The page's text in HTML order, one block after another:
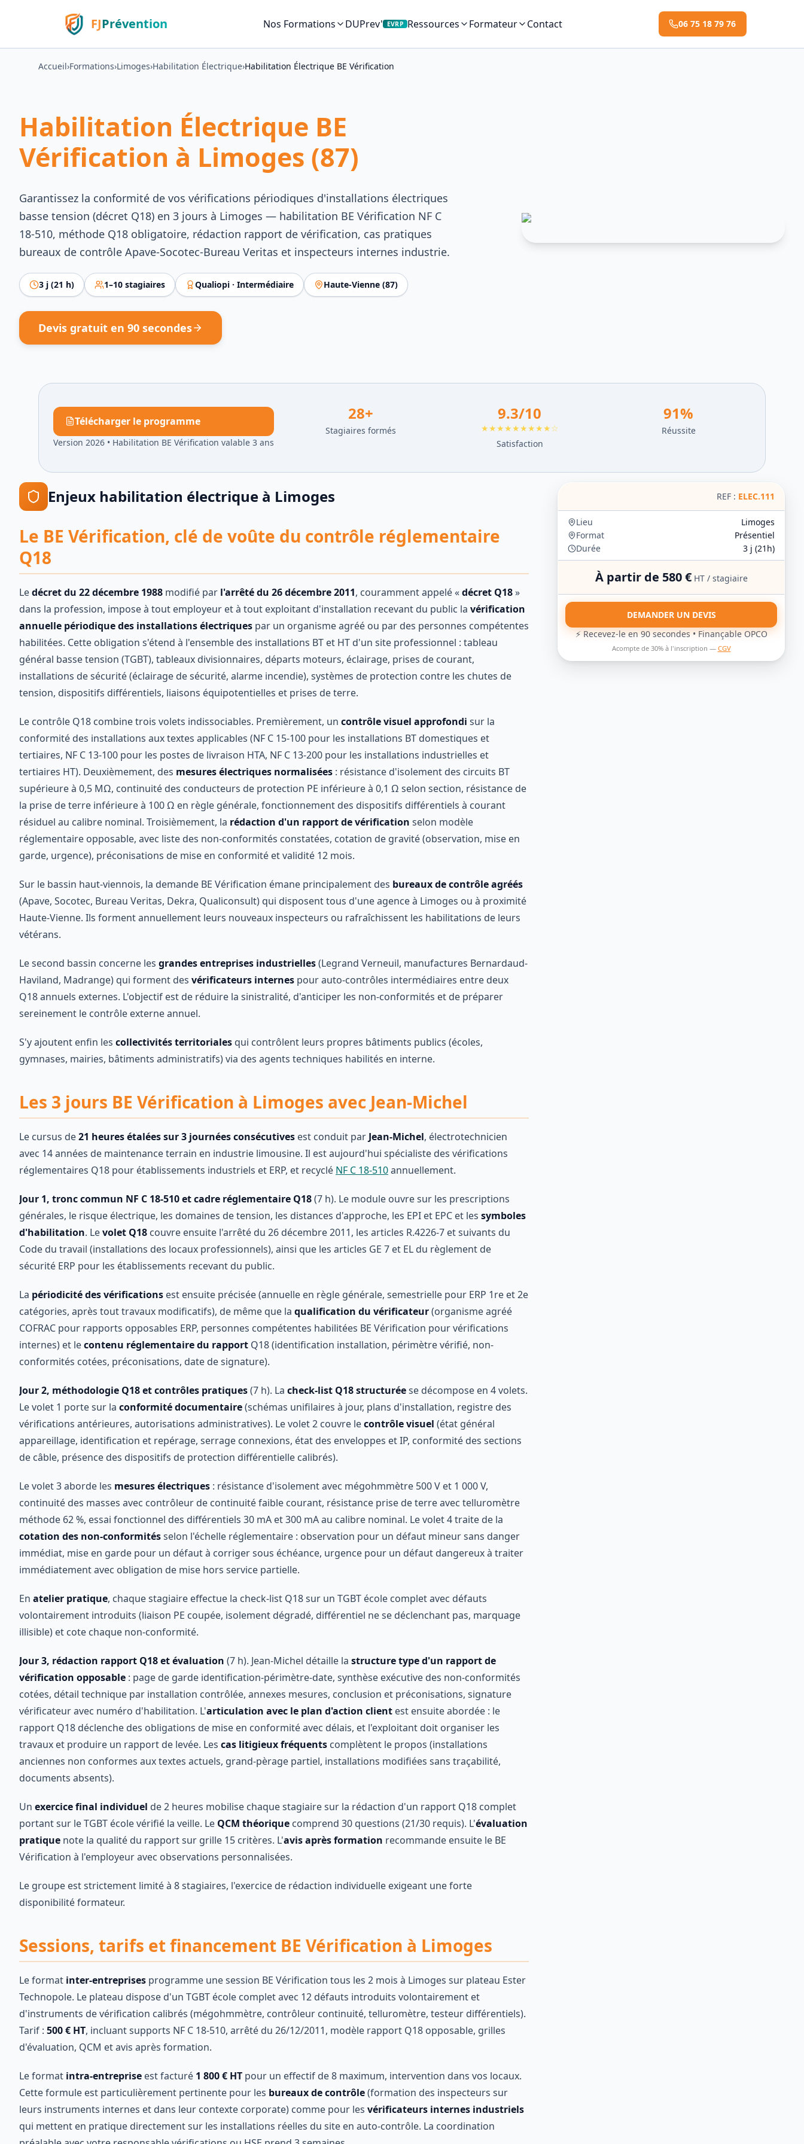
FJPrévention Nos Formations DUPrev' EVRP Ressources Formateur Contact 06 75 18 79 76
Accueil›Formations›Limoges›Habilitation Électrique›Habilitation Électrique BE Vérification
Habilitation Électrique BE
Vérification à Limoges (87)
Garantissez la conformité de vos vérifications périodiques d'installations électriques
basse tension (décret Q18) en 3 jours à Limoges — habilitation BE Vérification NF C
18-510, méthode Q18 obligatoire, rédaction rapport de vérification, cas pratiques
bureaux de contrôle Apave-Socotec-Bureau Veritas et inspecteurs internes industrie.
3 j (21 h) 1–10 stagiaires Qualiopi · Intermédiaire Haute-Vienne (87)
Devis gratuit en 90 secondes
Télécharger le programme
Version 2026 • Habilitation BE Vérification valable 3 ans
28+
Stagiaires formés
9.3/10
★★★★★★★★★☆
Satisfaction
91%
Réussite
Enjeux habilitation électrique à Limoges
Le BE Vérification, clé de voûte du contrôle réglementaire
Q18
Ledécret du 22 décembre 1988 modifié par l'arrêté du 26 décembre 2011, couramment appelé «décret Q18»
dans la profession, impose à tout employeur et à tout exploitant d'installation recevant du public la vérification
annuelle périodique des installations électriques par un organisme agréé ou par des personnes compétentes
habilitées. Cette obligation s'étend à l'ensemble des installations BT et HT d'un site professionnel : tableau
général basse tension (TGBT), tableaux divisionnaires, départs moteurs, éclairage, prises de courant,
installations de sécurité (éclairage de sécurité, alarme incendie), systèmes de protection contre les chutes de
tension, dispositifs différentiels, liaisons équipotentielles et prises de terre.
Le contrôle Q18 combine trois volets indissociables. Premièrement, un contrôle visuel approfondi sur la
conformité des installations aux textes applicables (NF C 15-100 pour les installations BT domestiques et
tertiaires, NF C 13-100 pour les postes de livraison HTA, NF C 13-200 pour les installations industrielles et
tertiaires HT). Deuxièmement, des mesures électriques normalisées : résistance d'isolement des circuits BT
supérieure à 0,5 MΩ, continuité des conducteurs de protection PE inférieure à 0,1 Ω selon section, résistance de
la prise de terre inférieure à 100 Ω en règle générale, fonctionnement des dispositifs différentiels à courant
résiduel au calibre nominal. Troisièmement, la rédaction d'un rapport de vérification selon modèle
réglementaire opposable, avec liste des non-conformités constatées, cotation de gravité (observation, mise en
garde, urgence), préconisations de mise en conformité et validité 12 mois.
Sur le bassin haut-viennois, la demande BE Vérification émane principalement des bureaux de contrôle agréés
(Apave, Socotec, Bureau Veritas, Dekra, Qualiconsult) qui disposent tous d'une agence à Limoges ou à proximité
Haute-Vienne. Ils forment annuellement leurs nouveaux inspecteurs ou rafraîchissent les habilitations de leurs
vétérans.
Le second bassin concerne les grandes entreprises industrielles(Legrand Verneuil, manufactures Bernardaud-
Haviland, Madrange) qui forment des vérificateurs internes pour auto-contrôles intermédiaires entre deux
Q18 annuels externes. L'objectif est de réduire la sinistralité, d'anticiper les non-conformités et de préparer
sereinement le contrôle externe annuel.
S'y ajoutent enfin les collectivités territoriales qui contrôlent leurs propres bâtiments publics (écoles,
gymnases, mairies, bâtiments administratifs) via des agents techniques habilités en interne.
Les 3 jours BE Vérification à Limoges avec Jean-Michel
Le cursus de21 heures étalées sur 3 journées consécutives est conduit par Jean-Michel, électrotechnicien
avec 14 années de maintenance terrain en industrie limousine. Il est aujourd'hui spécialiste des vérifications
réglementaires Q18 pour établissements industriels et ERP, et recyclé NF C 18-510annuellement.
Jour 1, tronc commun NF C 18-510 et cadre réglementaire Q18(7 h). Le module ouvre sur les prescriptions
générales, le risque électrique, les domaines de tension, les distances d'approche, les EPI et EPC et les symboles
d'habilitation. Levolet Q18 couvre ensuite l'arrêté du 26 décembre 2011, les articles R.4226-7 et suivants du
Code du travail (installations des locaux professionnels), ainsi que les articles GE 7 et EL du règlement de
sécurité ERP pour les établissements recevant du public.
La périodicité des vérifications est ensuite précisée (annuelle en règle générale, semestrielle pour ERP 1re et 2e
catégories, après tout travaux modificatifs), de même que la qualification du vérificateur(organisme agréé
COFRAC pour rapports opposables ERP, personnes compétentes habilitées BE Vérification pour vérifications
internes) et lecontenu réglementaire du rapport Q18 (identification installation, périmètre vérifié, non-
conformités cotées, préconisations, date de signature).
Jour 2, méthodologie Q18 et contrôles pratiques(7 h). La check-list Q18 structuréese décompose en 4 volets.
Le volet 1 porte sur la conformité documentaire(schémas unifilaires à jour, plans d'installation, registre des
vérifications antérieures, autorisations administratives). Le volet 2 couvre lecontrôle visuel (état général
appareillage, identification et repérage, serrage connexions, état des enveloppes et IP, conformité des sections
de câble, présence des dispositifs de protection différentielle calibrés).
Le volet 3 aborde les mesures électriques : résistance d'isolement avec mégohmmètre 500 V et 1 000 V,
continuité des masses avec contrôleur de continuité faible courant, résistance prise de terre avec telluromètre
méthode 62 %, essai fonctionnel des différentiels 30 mA et 300 mA au calibre nominal. Le volet 4 traite de la
cotation des non-conformitésselon l'échelle réglementaire : observation pour un défaut mineur sans danger
immédiat, mise en garde pour un défaut à corriger sous échéance, urgence pour un défaut dangereux à traiter
immédiatement avec obligation de mise hors service partielle.
En atelier pratique, chaque stagiaire effectue la check-list Q18 sur un TGBT école complet avec défauts
volontairement introduits (liaison PE coupée, isolement dégradé, différentiel ne se déclenchant pas, marquage
illisible) et cote chaque non-conformité.
Jour 3, rédaction rapport Q18 et évaluation (7 h). Jean-Michel détaille la structure type d'un rapport de
vérification opposable : page de garde identification-périmètre-date, synthèse exécutive des non-conformités
cotées, détail technique par installation contrôlée, annexes mesures, conclusion et préconisations, signature
vérificateur avec numéro d'habilitation. L'articulation avec le plan d'action client est ensuite abordée : le
rapport Q18 déclenche des obligations de mise en conformité avec délais, et l'exploitant doit organiser les
travaux et produire un rapport de levée. Les cas litigieux fréquents complètent le propos (installations
anciennes non conformes aux textes actuels, grand-pèrage partiel, installations modifiées sans traçabilité,
documents absents).
Un exercice final individuel de 2 heures mobilise chaque stagiaire sur la rédaction d'un rapport Q18 complet
portant sur le TGBT école vérifié la veille. Le QCM théorique comprend 30 questions (21/30 requis). L'évaluation
pratique note la qualité du rapport sur grille 15 critères. L'avis après formation recommande ensuite le BE
Vérification à l'employeur avec observations personnalisées.
Le groupe est strictement limité à 8 stagiaires, l'exercice de rédaction individuelle exigeant une forte
disponibilité formateur.
Sessions, tarifs et financement BE Vérification à Limoges
Le format inter-entreprises programme une session BE Vérification tous les 2 mois à Limoges sur plateau Ester
Technopole. Le plateau dispose d'un TGBT école complet avec 12 défauts introduits volontairement et
d'instruments de vérification calibrés (mégohmmètre, contrôleur continuité, telluromètre, testeur différentiels).
Tarif : 500 € HT, incluant supports NF C 18-510, arrêté du 26/12/2011, modèle rapport Q18 opposable, grilles
d'évaluation, QCM et avis après formation.
Le format intra-entreprise est facturé 1 800 € HT pour un effectif de 8 maximum, intervention dans vos locaux.
Cette formule est particulièrement pertinente pour les bureaux de contrôle(formation des inspecteurs sur
leurs instruments internes et dans leur contexte corporate) comme pour les vérificateurs internes industriels
qui mettent en pratique directement sur les installations réelles du site en auto-contrôle. La coordination
REF : ELEC.111
Lieu
Limoges
Format
Présentiel
Durée
3 j (21 h)
À partir de 580€ HT / stagiaire
DEMANDER UN DEVIS
⚡ Recevez-le en 90 secondes • Finançable OPCO
Acompte de 30% à l'inscription — CGV